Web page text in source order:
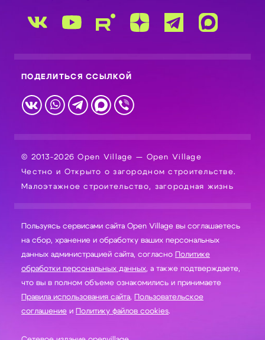
ПОДЕЛИТЬСЯ ССЫЛКОЙ
© 2013-2026 Open Village — Open Village
Честно и Открыто о загородном строительстве.
Малоэтажное строительство, загородная жизнь
Пользуясь сервисами сайта Open Village вы соглашаетесь
на сбор, хранение и обработку ваших персональных
данных администрацией сайта, согласно Политике
обработки персональных данных, а также подтверждаете,
что вы в полном объеме ознакомились и принимаете
Правила использования сайта, Пользовательское
соглашение и Политику файлов cookies.